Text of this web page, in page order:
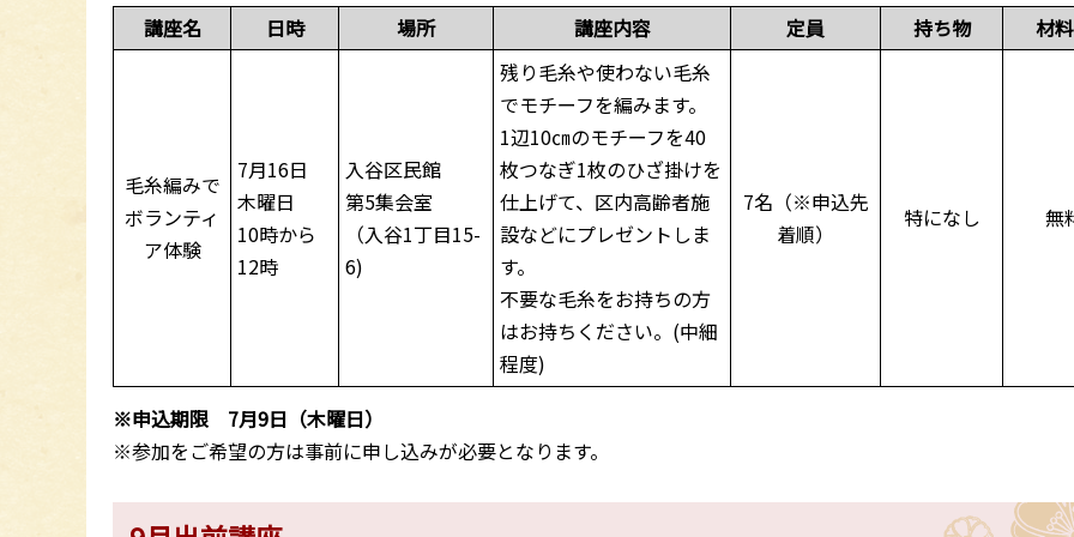
講座名 日時 場所 講座内容 定員 持ち物 材
毛糸編みで
ボランティ
ア体験
7月16日
木曜日
10時から
12時
入谷区民館
第5集会室
（入谷1丁目15-
6)
残り毛糸や使わない毛糸
でモチーフを編みます。
1辺10㎝のモチーフを40
枚つなぎ1枚のひざ掛けを
仕上げて、区内高齢者施
設などにプレゼントしま
す。
不要な毛糸をお持ちの方
はお持ちください。(中細
程度)
7名（※申込先
着順）
特になし 無
※申込期限 7月9日（木曜日）
※参加をご希望の方は事前に申し込みが必要となります。